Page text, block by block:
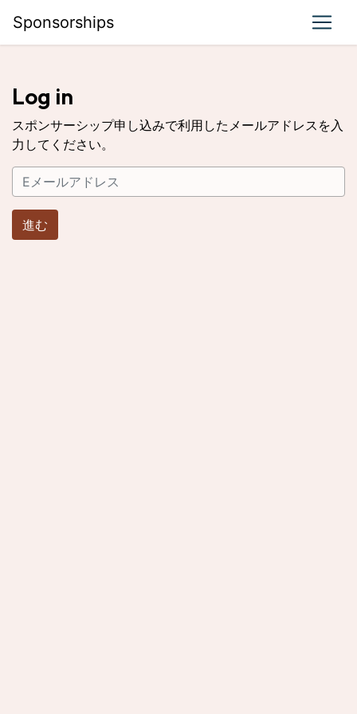
Sponsorships
Log in
スポンサーシップ申し込みで利用したメールアドレスを入
力してください。